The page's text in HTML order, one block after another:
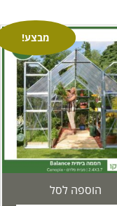
מבצע!
הוספה לסל